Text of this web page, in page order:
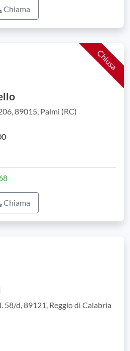
Chiama
89015, Palmi (RC)
Chiusa
Chiama
58/d, 89121, Reggio di Calabria